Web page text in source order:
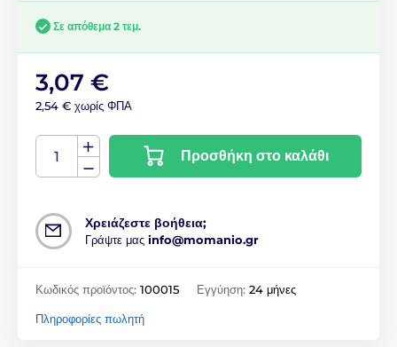
Σε απόθεμα 2 τεμ.
3,07 €
2,54 € χωρίς ΦΠΑ
Προσθήκη στο καλάθι
Χρειάζεστε βοήθεια;
Γράψτε μας info@momanio.gr
Κωδικός προϊόντος: 100015 Εγγύηση: 24 μήνες
Πληροφορίες πωλητή